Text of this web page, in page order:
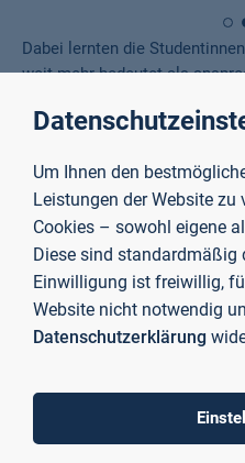
Dabei lernten die
weit mehr bedeutet als
wichtigen Themen. Aspekte,
läuft, macht man sich
erzählen sie. Genau dieser
das Projekt für sie besonders
Wir sind das Projekt
Inspirationen aus
Umfragen
tatsächlich hat. Dabei
unterschiedliche
Um Ihnen den
Leistungen der Website zu
Cookies – sowohl eigene
Diese sind standardmäßig
Einwilligung ist freiwillig,
Website nicht notwendig
Datenschutzerklärung